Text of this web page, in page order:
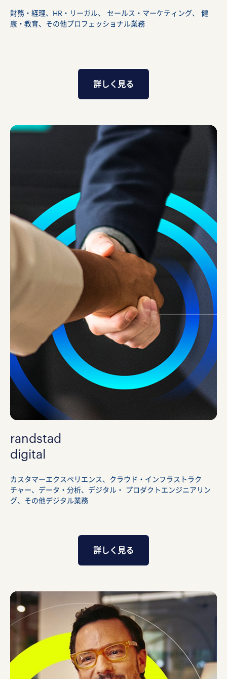
財務・経理、HR・リーガル、 セールス・マーケティング、 健
康・教育、その他プロフェッショナル業務
詳しく見る
randstad
digital
カスタマーエクスペリエンス、クラウド・インフラストラク
チャー、データ・分析、デジタル・ プロダクトエンジニアリン
グ、その他デジタル業務
詳しく見る